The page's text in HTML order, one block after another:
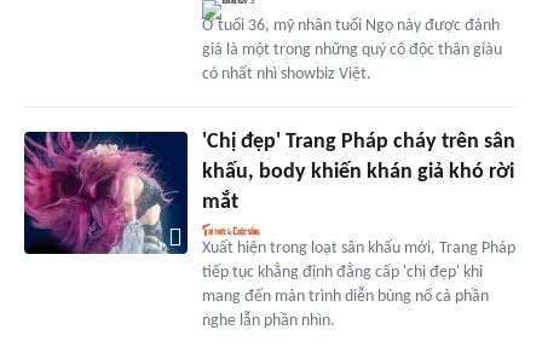
Ở tuổi 36, mỹ nhân tuổi Ngọ này được đánh
giá là một trong những quý cô độc thân giàu
có nhất nhì showbiz Việt.
'Chị đẹp' Trang Pháp cháy trên sân
khấu, body khiến khán giả khó rời
mắt
Xuất hiện trong loạt sân khấu mới, Trang Pháp
tiếp tục khẳng định đẳng cấp 'chị đẹp' khi
mang đến màn trình diễn bùng nổ cả phần
nghe lẫn phần nhìn.